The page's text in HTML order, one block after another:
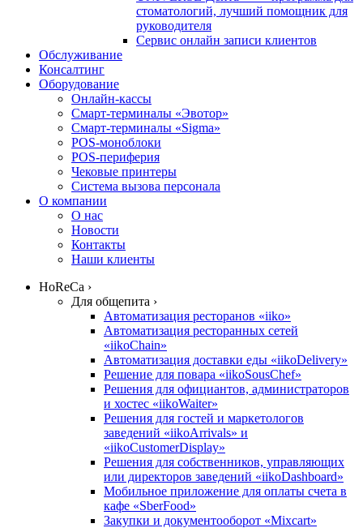
стоматологий, лучший помощник для
руководителя
Сервис онлайн записи клиентов
Обслуживание
Консалтинг
Оборудование
Онлайн-кассы
Смарт-терминалы «Эвотор»
Смарт-терминалы «Sigma»
POS-моноблоки
POS-периферия
Чековые принтеры
Система вызова персонала
О компании
О нас
Новости
Контакты
Наши клиенты
HoReCa ›
Для общепита ›
Автоматизация ресторанов «iiko»
Автоматизация ресторанных сетей
«iikoChain»
Автоматизация доставки еды «iikoDelivery»
Решение для повара «iikoSousChef»
Решения для официантов, администраторов
и хостес «iikoWaiter»
Решения для гостей и маркетологов
заведений «iikoArrivals» и
«iikoCustomerDisplay»
Решения для собственников, управляющих
или директоров заведений «iikoDashboard»
Мобильное приложение для оплаты счета в
кафе «SberFood»
Закупки и документооборот «Mixcart»